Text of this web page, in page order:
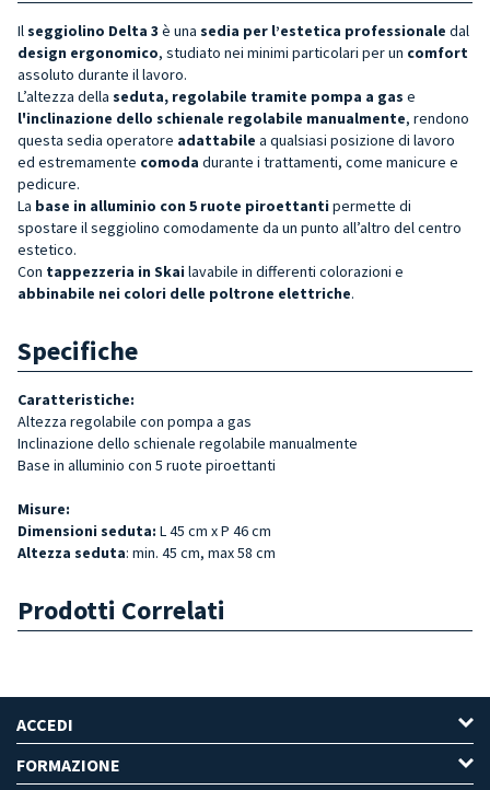
Il seggiolino Delta 3 è una sedia per l’estetica professionale dal
design ergonomico, studiato nei minimi particolari per un comfort
assoluto durante il lavoro.
L’altezza della seduta, regolabile tramite pompa a gas e
l'inclinazione dello schienale regolabile manualmente, rendono
questa sedia operatore adattabile a qualsiasi posizione di lavoro
ed estremamente comoda durante i trattamenti, come manicure e
pedicure.
La base in alluminio con 5 ruote piroettanti permette di
spostare il seggiolino comodamente da un punto all’altro del centro
estetico.
Con tappezzeria in Skai lavabile in differenti colorazioni e
abbinabile nei colori delle poltrone elettriche.
Specifiche
Caratteristiche:
Altezza regolabile con pompa a gas
Inclinazione dello schienale regolabile manualmente
Base in alluminio con 5 ruote piroettanti
Misure:
Dimensioni seduta: L 45 cm x P 46 cm
Altezza seduta: min. 45 cm, max 58 cm
Prodotti Correlati
ACCEDI
FORMAZIONE